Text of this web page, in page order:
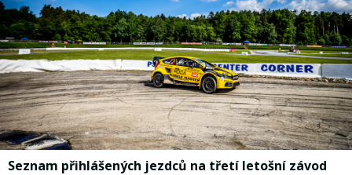
Seznam přihlášených jezdců na třetí letošní závod